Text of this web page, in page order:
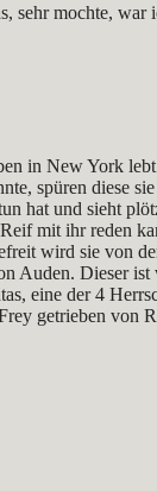
mochte,
in New York
spüren diese
hat und sieht
mit ihr
wird sie
Dieser
eine der 4
getrieben von